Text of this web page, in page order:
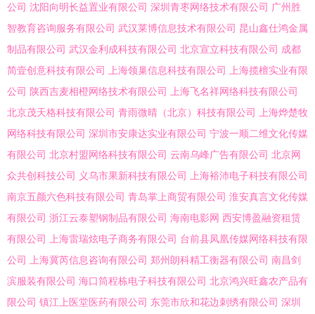
公司 沈阳向明长益置业有限公司 深圳青枣网络技术有限公司 广州胜
智教育咨询服务有限公司 武汉莱博信息技术有限公司 昆山鑫仕鸿金属
制品有限公司 武汉金利成科技有限公司 北京宣立科技有限公司 成都
简壹创意科技有限公司
上海领巢信息科技有限公司
上海揽檀实业有限
公司 陕西吉麦相橙网络技术有限公司
上海飞名祥网络科技有限公司
北京茂天格科技有限公司 青雨微晴（北京）科技有限公司
上海烨楚牧
网络科技有限公司 深圳市安康达实业有限公司 宁波一顺二维文化传媒
有限公司 北京村盟网络科技有限公司 云南乌峰广告有限公司 北京网
众共创科技公司
义乌市果新科技有限公司
上海裕沛电子科技有限公司
南京五颜六色科技有限公司 青岛掌上商贸有限公司 淮安真言文化传媒
有限公司 浙江云泰塑钢制品有限公司 海南电影网 西安博盈融资租赁
有限公司
上海雷瑞炫电子商务有限公司 台前县凤凰传媒网络科技有限
公司
上海冀芮信息咨询有限公司 郑州朗科精工衡器有限公司 南昌剑
滨服装有限公司 海口筒程栋电子科技有限公司 北京鸿兴旺鑫农产品有
限公司 镇江上医堂医药有限公司 东莞市欣和花边刺绣有限公司 深圳